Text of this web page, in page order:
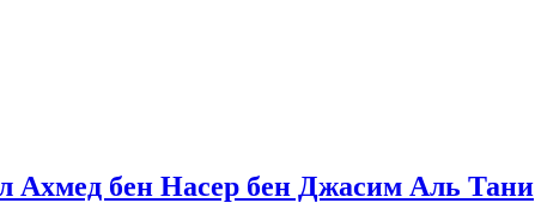
Ахмед бен Насер бен Джасим Аль Тани